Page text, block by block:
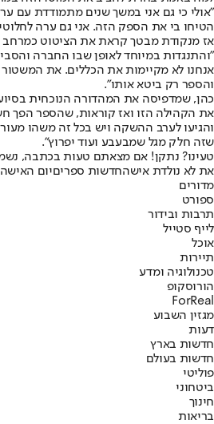
"אולי כי גם אני במשך שנים מתמודדת עם
הטיחו בי את הספק הזה. אני גם ערה
אז מנקודת מבטך קראת את הציטוט כמרחב
"והתנגדות במיוחד לאופן שבו החברה
אנחנו לא מקיימות את הכללים. את
והספר רק ביטא אותו".
כהן, שמדפיסה את המהדורה הנוכחית
את הקהילה הזו ואז קוראות, שהספר הפך
והגיעו לערב ההשקה ויש בכל זה משהו
שזה חלק מגל שמבעבע ועוד יפרוץ".
טעינו? נתקן! אם מצאתם טעות בכתבה,
את לא נולדת אישהחדשות ספריםיום
מדורים
ספורט
תרבות ובידור
לייף סטייל
אוכל
תיירות
טכנולוגיה ומדע
הורוסקופ
ForReal
מגזין השבוע
דעות
חדשות בארץ
חדשות בעולם
פוליטי
ביטחוני
חינוך
בריאות